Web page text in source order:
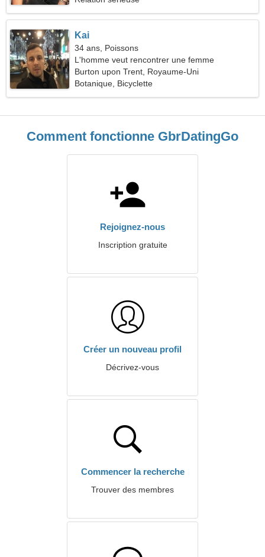
Kai
34 ans, Poissons
L'homme veut rencontrer une femme
Burton upon Trent, Royaume-Uni
Botanique, Bicyclette
Comment fonctionne GbrDatingGo
Rejoignez-nous
Inscription gratuite
Créer un nouveau profil
Décrivez-vous
Commencer la recherche
Trouver des membres